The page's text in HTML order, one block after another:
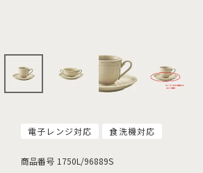
電子レンジ対応 食洗機対応
商品番号 1750L/96889S